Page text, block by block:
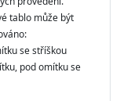
tablo může být
se stříškou
pod omítku se